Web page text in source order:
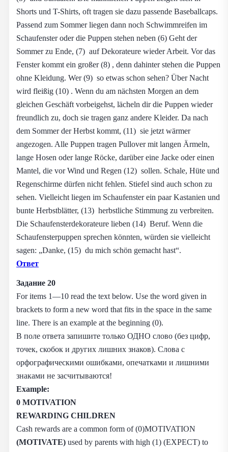
Shorts und T-Shirts, oft tragen sie dazu passende Baseballcaps.
Passend zum Sommer liegen dann noch Schwimmreifen im
Schaufenster oder die Puppen stehen neben (6) Geht der
Sommer zu Ende, (7) auf Dekorateure wieder Arbeit. Vor das
Fenster kommt ein großer (8) , denn dahinter stehen die Puppen
ohne Kleidung. Wer (9) so etwas schon sehen? Über Nacht
wird fleißig (10) . Wenn du am nächsten Morgen an dem
gleichen Geschäft vorbeigehst, lächeln dir die Puppen wieder
freundlich zu, doch sie tragen ganz andere Kleider. Da nach
dem Sommer der Herbst kommt, (11) sie jetzt wärmer
angezogen. Alle Puppen tragen Pullover mit langen Ärmeln,
lange Hosen oder lange Röcke, darüber eine Jacke oder einen
Mantel, die vor Wind und Regen (12) sollen. Schale, Hüte und
Regenschirme dürfen nicht fehlen. Stiefel sind auch schon zu
sehen. Vielleicht liegen im Schaufenster ein paar Kastanien und
bunte Herbstblätter, (13) herbstliche Stimmung zu verbreiten.
Die Schaufensterdekorateure lieben (14) Beruf. Wenn die
Schaufensterpuppen sprechen könnten, würden sie vielleicht
sagen: „Danke, (15) du mich schön gemacht hast“.
Ответ
Задание 20
For items 1—10 read the text below. Use the word given in
brackets to form a new word that fits in the space in the same
line. There is an example at the beginning (0).
В поле ответа запишите только ОДНО слово (без цифр,
точек, скобок и других лишних знаков). Слова с
орфографическими ошибками, опечатками и лишними
знаками не засчитываются!
Example:
0 MOTIVATION
REWARDING CHILDREN
Cash rewards are a common form of (0)MOTIVATION
(MOTIVATE) used by parents with high (1) (EXPECT) to